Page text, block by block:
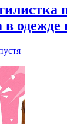
одежде